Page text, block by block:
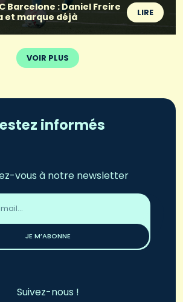
Barcelone : Daniel Freire
et marque déjà
LIRE
VOIR PLUS
informés
vous à notre newsletter
JE M’ABONNE
Suivez-nous !